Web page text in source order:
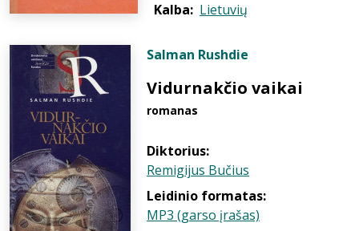
Kalba: Lietuvių
Salman Rushdie
Vidurnakčio vaikai
romanas
Diktorius:
Remigijus Bučius
Leidinio formatas:
MP3 (garso įrašas)